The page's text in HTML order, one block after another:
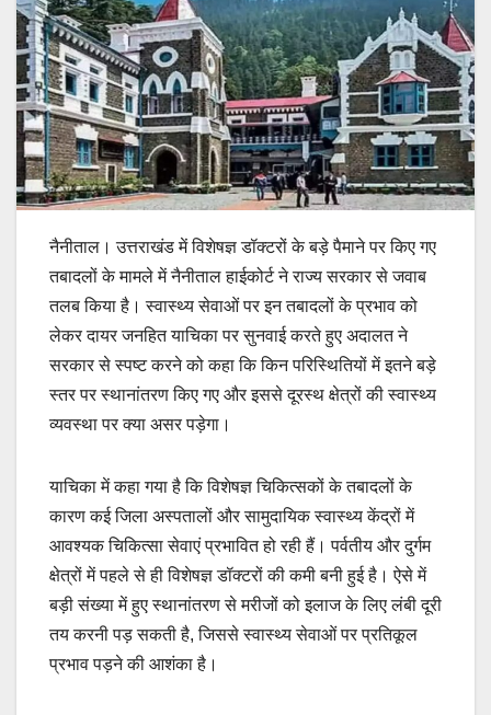
नैनीताल। उत्तराखंड में विशेषज्ञ डॉक्टरों के बड़े पैमाने पर किए गए
तबादलों के मामले में नैनीताल हाईकोर्ट ने राज्य सरकार से जवाब
तलब किया है। स्वास्थ्य सेवाओं पर इन तबादलों के प्रभाव को
लेकर दायर जनहित याचिका पर सुनवाई करते हुए अदालत ने
सरकार से स्पष्ट करने को कहा कि किन परिस्थितियों में इतने बड़े
स्तर पर स्थानांतरण किए गए और इससे दूरस्थ क्षेत्रों की स्वास्थ्य
व्यवस्था पर क्या असर पड़ेगा।
याचिका में कहा गया है कि विशेषज्ञ चिकित्सकों के तबादलों के
कारण कई जिला अस्पतालों और सामुदायिक स्वास्थ्य केंद्रों में
आवश्यक चिकित्सा सेवाएं प्रभावित हो रही हैं। पर्वतीय और दुर्गम
क्षेत्रों में पहले से ही विशेषज्ञ डॉक्टरों की कमी बनी हुई है। ऐसे में
बड़ी संख्या में हुए स्थानांतरण से मरीजों को इलाज के लिए लंबी दूरी
तय करनी पड़ सकती है, जिससे स्वास्थ्य सेवाओं पर प्रतिकूल
प्रभाव पड़ने की आशंका है।